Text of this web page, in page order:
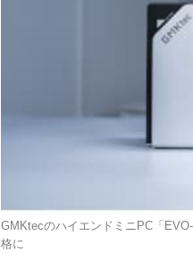
GMKtecのハイエンドミニPC「
格に